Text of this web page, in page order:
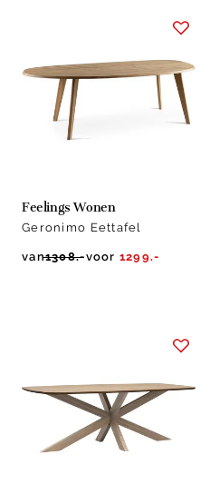
Feelings Wonen
Geronimo Eettafel
van1308.-voor 1299.-